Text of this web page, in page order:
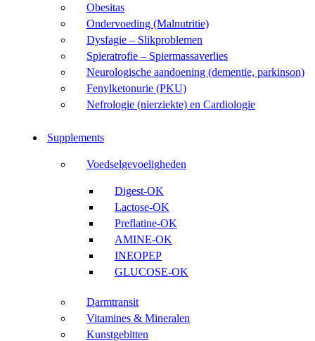
Obesitas
Ondervoeding (Malnutritie)
Dysfagie – Slikproblemen
Spieratrofie – Spiermassaverlies
Neurologische aandoening (dementie, parkinson)
Fenylketonurie (PKU)
Nefrologie (nierziekte) en Cardiologie
Supplements
Voedselgevoeligheden
Digest-OK
Lactose-OK
Preflatine-OK
AMINE-OK
INEOPEP
GLUCOSE-OK
Darmtransit
Vitamines & Mineralen
Kunstgebitten